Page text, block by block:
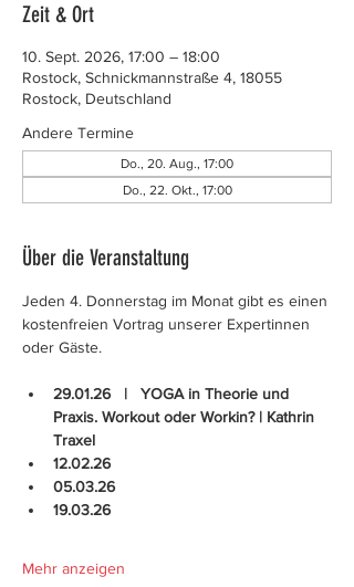
Zeit & Ort
10. Sept. 2026, 17:00 – 18:00
Rostock, Schnickmannstraße 4, 18055
Rostock, Deutschland
Andere Termine
Do., 20. Aug., 17:00
Do., 22. Okt., 17:00
Über die Veranstaltung
Jeden 4. Donnerstag im Monat gibt es einen
kostenfreien Vortrag unserer Expertinnen
oder Gäste.
29.01.26   |   YOGA in Theorie und
Praxis. Workout oder Workin? | Kathrin
Traxel
12.02.26
05.03.26
19.03.26
Mehr anzeigen